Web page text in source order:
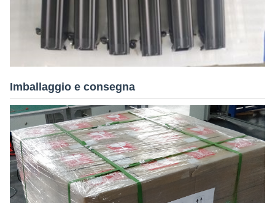
Imballaggio e consegna